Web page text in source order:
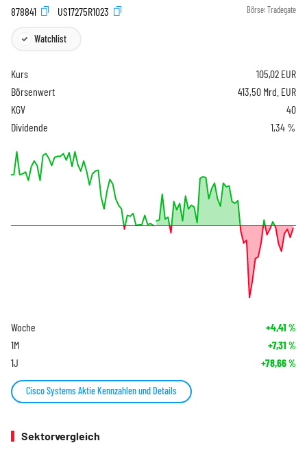
878841
US17275R1023 Börse: Tradegate
Watchlist
Kurs 105,02 EUR
Börsenwert
413,50 Mrd. EUR
KGV
40
Dividende
1,34 %
Woche +4,41 %
1M +7,31 %
1J +78,66%
Cisco Systems Aktie Kennzahlen und Details
Sektorvergleich